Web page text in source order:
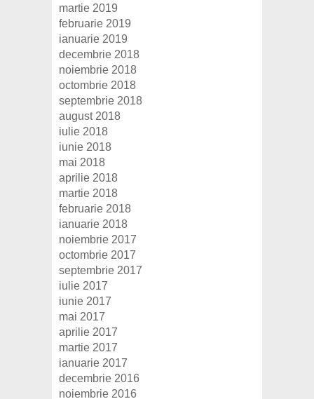
martie 2019
februarie 2019
ianuarie 2019
decembrie 2018
noiembrie 2018
octombrie 2018
septembrie 2018
august 2018
iulie 2018
iunie 2018
mai 2018
aprilie 2018
martie 2018
februarie 2018
ianuarie 2018
noiembrie 2017
octombrie 2017
septembrie 2017
iulie 2017
iunie 2017
mai 2017
aprilie 2017
martie 2017
ianuarie 2017
decembrie 2016
noiembrie 2016